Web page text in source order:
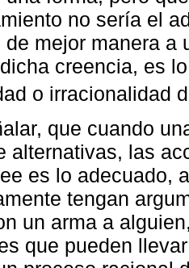
no sería el
de mejor manera a
creencia, es
o irracionalidad
que cuando
alternativas, las
es lo adecuado,
tengan
un arma a
que pueden